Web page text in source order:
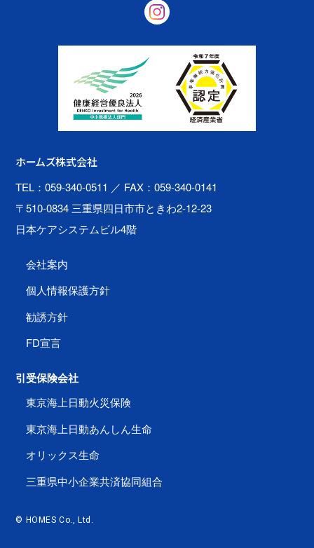
ホームズ株式会社
TEL：059-340-0511 ／ FAX：059-340-0141
〒510-0834 三重県四日市市ときわ2-12-23
日本ケアシステムビル4階
会社案内
個人情報保護方針
勧誘方針
FD宣言
引受保険会社
東京海上日動火災保険
東京海上日動あんしん生命
オリックス生命
三重県中小企業共済協同組合
© HOMES Co., Ltd.